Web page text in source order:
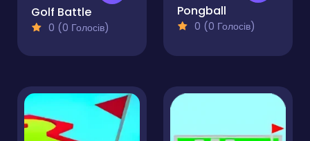
Golf Battle
0 (0 Голосів)
Pongball
0 (0 Голосів)